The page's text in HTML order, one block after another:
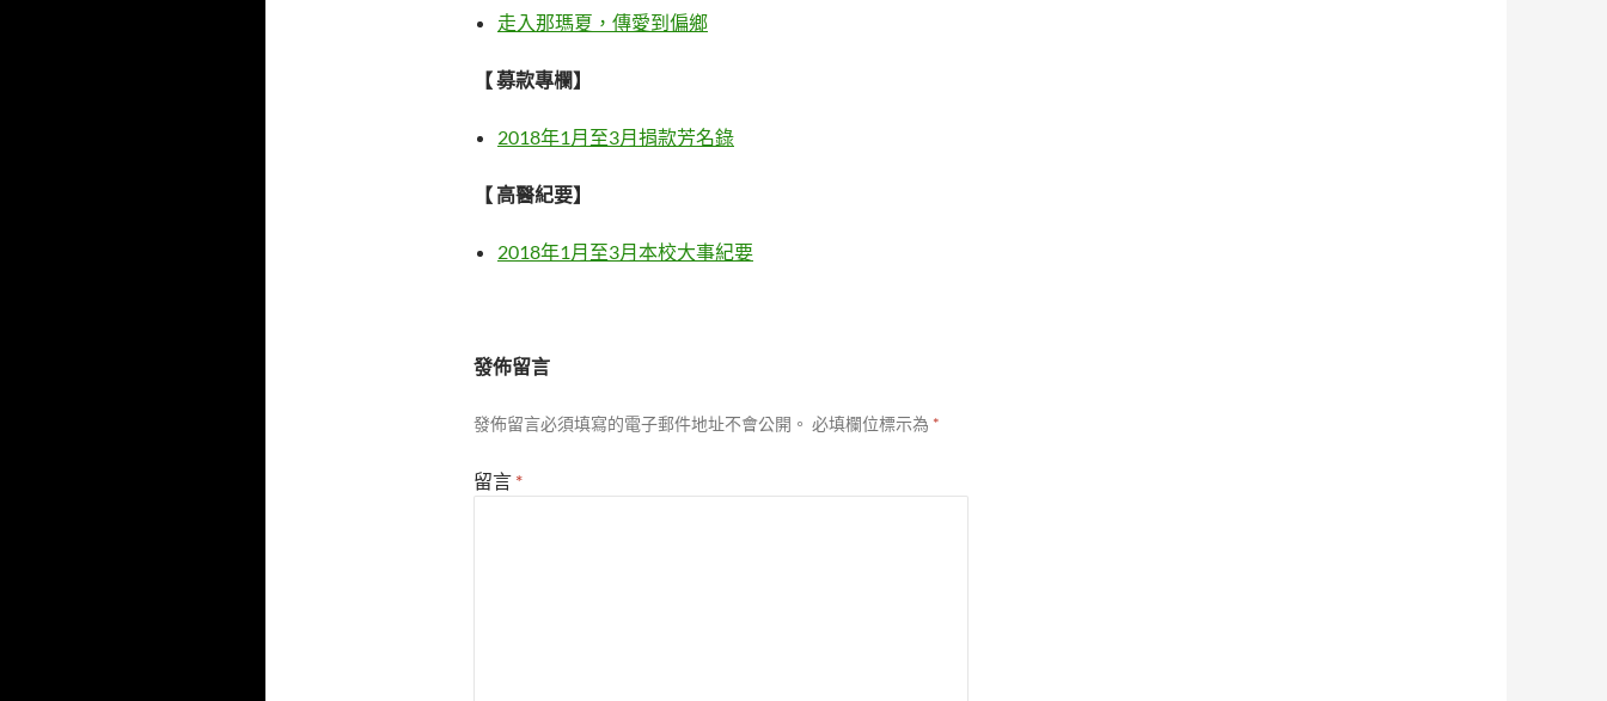
走入那瑪夏，傳愛到偏鄉
【 募款專欄】
2018年1月至3月捐款芳名錄
【 高醫紀要】
2018年1月至3月本校大事紀要
發佈留言
發佈留言必須填寫的電子郵件地址不會公開。 必填欄位標示為 *
留言 *